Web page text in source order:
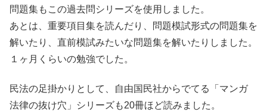
問題集もこの過去問シリーズを使用しました。
あとは、重要項目集を読んだり、問題模試形式の問題集を
解いたり、直前模試みたいな問題集を解いたりしました。
１ヶ月くらいの勉強でした。
民法の足掛かりとして、自由国民社からでてる「マンガ
法律の抜け穴」シリーズも20冊ほど読みました。